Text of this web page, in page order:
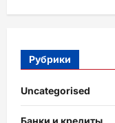
Рубрики
Uncategorised
Банки и кредиты